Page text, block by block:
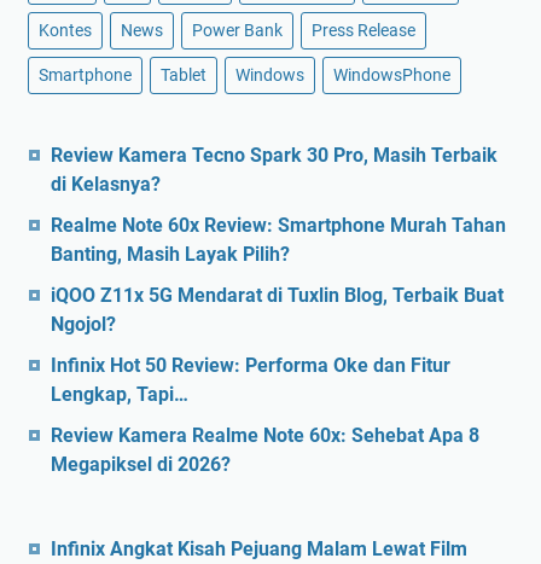
Kontes News Power Bank Press Release
Smartphone Tablet Windows WindowsPhone
Review Kamera Tecno Spark 30 Pro, Masih Terbaik
di Kelasnya?
Realme Note 60x Review: Smartphone Murah Tahan
Banting, Masih Layak Pilih?
iQOO Z11x 5G Mendarat di Tuxlin Blog, Terbaik Buat
Ngojol?
Infinix Hot 50 Review: Performa Oke dan Fitur
Lengkap, Tapi…
Review Kamera Realme Note 60x: Sehebat Apa 8
Megapiksel di 2026?
Infinix Angkat Kisah Pejuang Malam Lewat Film